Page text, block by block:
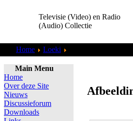
Televisie (Video) en Radio
(Audio) Collectie
Home Loeki
Main Menu
Home
Over deze Site
Nieuws
Discussieforum
Downloads